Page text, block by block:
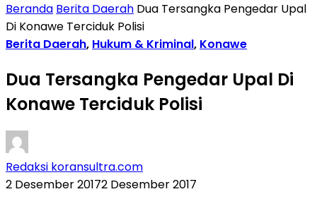
Beranda Berita Daerah Dua Tersangka Pengedar Upal
Di Konawe Terciduk Polisi
Berita Daerah, Hukum & Kriminal, Konawe
Dua Tersangka Pengedar Upal Di
Konawe Terciduk Polisi
Redaksi koransultra.com
2 Desember 20172 Desember 2017